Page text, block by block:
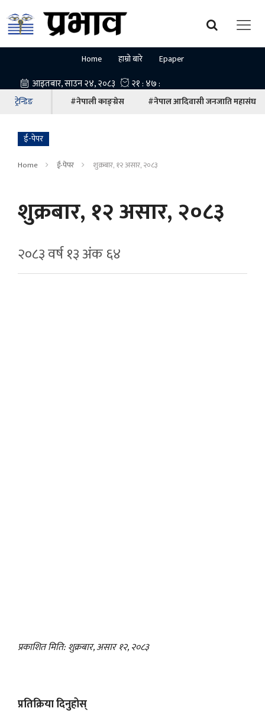
Home हाम्रो बारे Epaper
ट्रेन्डिङ #नेपाली काङ्ग्रेस #नेपाल आदिवासी जनजाति महासंघ
ई-पेपर
Home ई-पेपर शुक्रबार, १२ असार, २०८३
शुक्रबार, १२ असार, २०८३
२०८३ वर्ष १३ अ‍ंक ६४
प्रकाशित मिति: शुक्रबार, असार १२, २०८३
प्रतिक्रिया दिनुहोस्